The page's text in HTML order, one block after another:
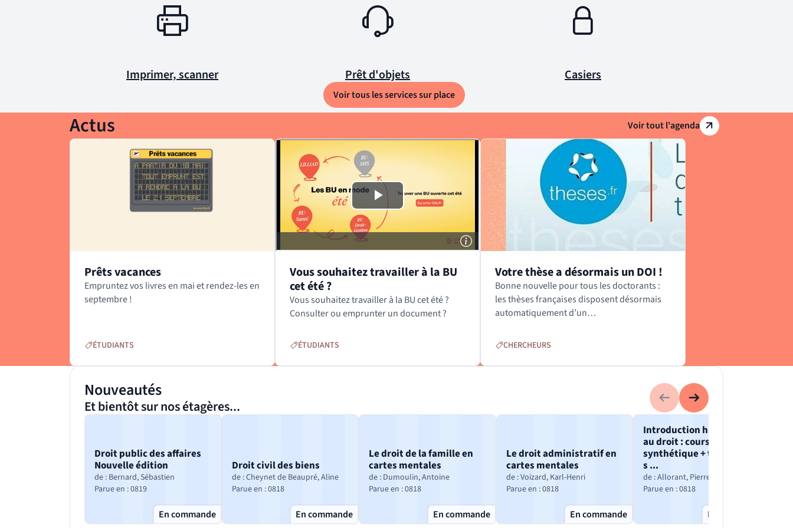
Imprimer, scanner Prêt d'objets Casiers
Voir tous les services sur place
Actus Voir tout l'agenda
Prêts vacances
Empruntez vos livres en mai et rendez-les en
septembre !
Catégories :
ÉTUDIANTS
Vous souhaitez travailler à la BU
cet été ?
Vous souhaitez travailler à la BU cet été ?
Consulter ou emprunter un document ?
Catégories :
ÉTUDIANTS
Votre thèse a désormais un DOI !
(nouvelle fenêtre)
Bonne nouvelle pour tous les doctorants :
les thèses françaises disposent désormais
automatiquement d’un…
Catégories :
CHERCHEURS
Dernières publications
Passer le bloc Nouveautés
Nouveautés
Et bientôt sur nos étagères... Publication précédente
Publication suivante
Droit public des affaires
Nouvelle édition
de : Bernard, Sébastien
Parue en : 0819(nouvelle fenêtre)
En commande
Droit civil des biens
de : Cheynet de Beaupré, Aline
Parue en : 0818(nouvelle fenêtre)
En commande
Le droit de la famille en
cartes mentales
de : Dumoulin, Antoine
Parue en : 0818(nouvelle fenêtre)
En commande
Le droit administratif en
cartes mentales
de : Voizard, Karl-Henri
Parue en : 0818(nouvelle fenêtre)
En commande
Introduction historique
au droit : cours intégral et
synthétique + tableaux et
s ...
de : Allorant, Pierre
Parue en : 0818(nouvelle fenêtre)
En commande